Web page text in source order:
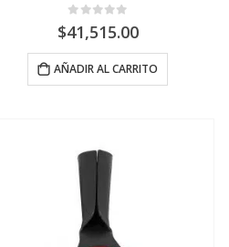
0out of 5
$41,515.00
AÑADIR AL CARRITO